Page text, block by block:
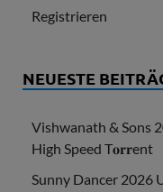
Registrieren
NEUESTE
Vishwanath & Sons
High Speed T𝐨𝐫𝐫ent
Sunny Dancer 2026